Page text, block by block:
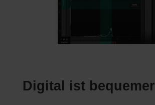
Digital ist bequemer